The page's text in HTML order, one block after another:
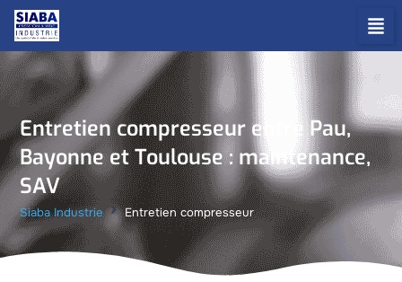
Aller
contenu
Entretien compresseur entre Pau,
Bayonne et Toulouse : maintenance,
SAV
Siaba Industrie Entretien compresseur